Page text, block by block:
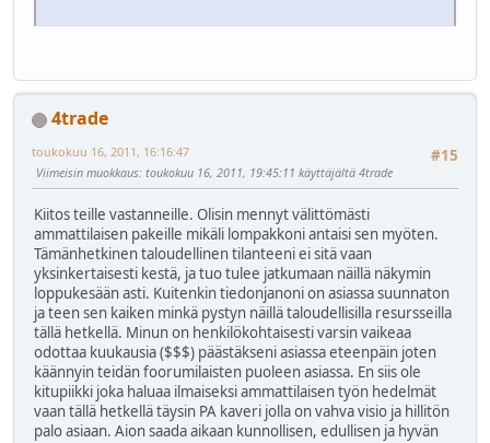
4trade
#15
toukokuu 16, 2011, 16:16:47
Viimeisin muokkaus: toukokuu 16, 2011, 19:45:11 käyttäjältä 4trade
Kiitos teille vastanneille. Olisin mennyt välittömästi
ammattilaisen pakeille mikäli lompakkoni antaisi sen myöten.
Tämänhetkinen taloudellinen tilanteeni ei sitä vaan
yksinkertaisesti kestä, ja tuo tulee jatkumaan näillä näkymin
loppukesään asti. Kuitenkin tiedonjanoni on asiassa suunnaton
ja teen sen kaiken minkä pystyn näillä taloudellisilla resursseilla
tällä hetkellä. Minun on henkilökohtaisesti varsin vaikeaa
odottaa kuukausia ($$$) päästäkseni asiassa eteenpäin joten
käännyin teidän foorumilaisten puoleen asiassa. En siis ole
kitupiikki joka haluaa ilmaiseksi ammattilaisen työn hedelmät
vaan tällä hetkellä täysin PA kaveri jolla on vahva visio ja hillitön
palo asiaan. Aion saada aikaan kunnollisen, edullisen ja hyvän